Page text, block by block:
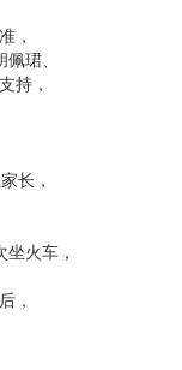
，
珺、
持，
长，
火车，
，